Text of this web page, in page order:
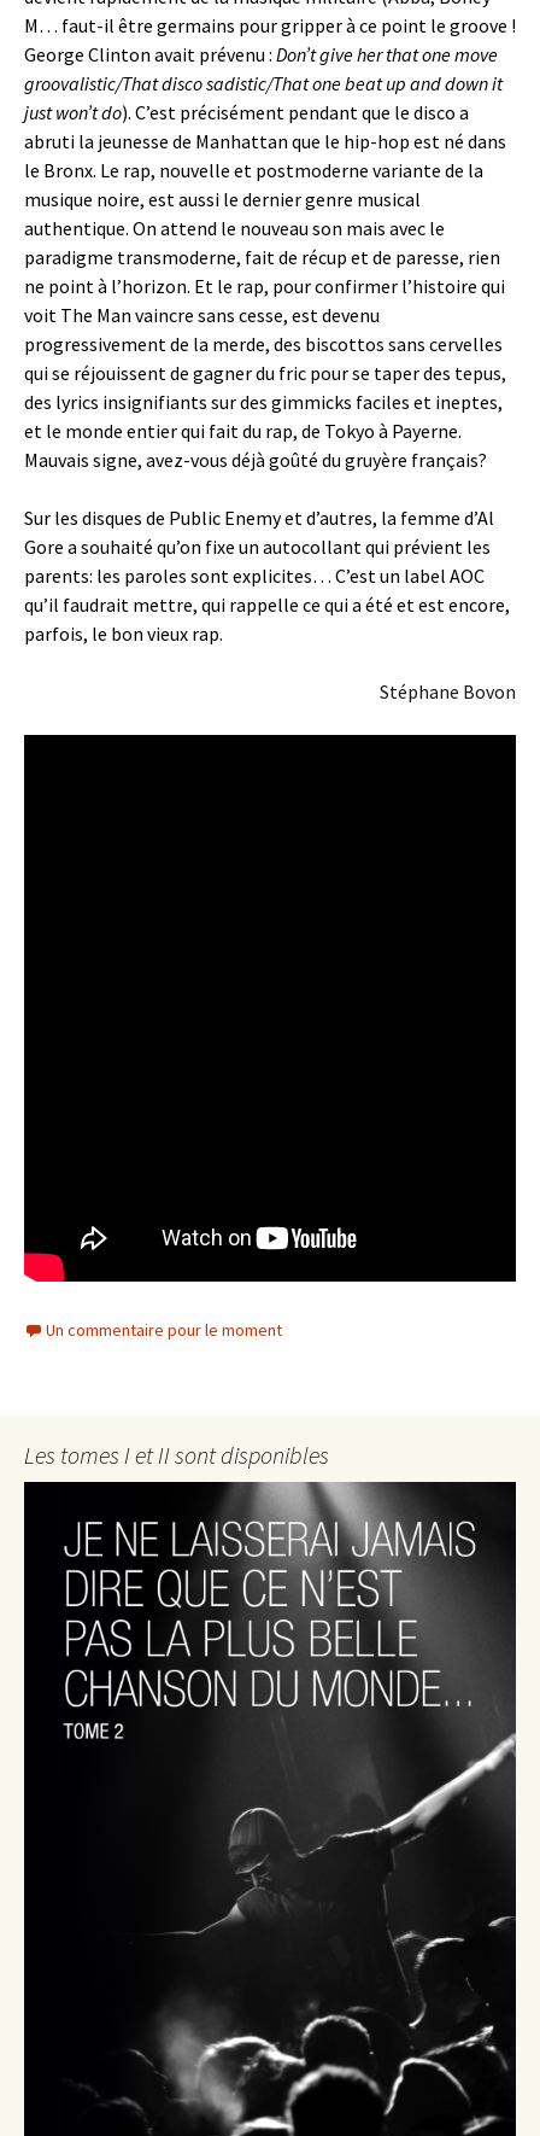
M… faut-il être germains pour gripper à ce point le groove !
George Clinton avait prévenu : Don’t give her that one move
groovalistic/That disco sadistic/That one beat up and down it
just won’t do). C’est précisément pendant que le disco a
abruti la jeunesse de Manhattan que le hip-hop est né dans
le Bronx. Le rap, nouvelle et postmoderne variante de la
musique noire, est aussi le dernier genre musical
authentique. On attend le nouveau son mais avec le
paradigme transmoderne, fait de récup et de paresse, rien
ne point à l’horizon. Et le rap, pour confirmer l’histoire qui
voit The Man vaincre sans cesse, est devenu
progressivement de la merde, des biscottos sans cervelles
qui se réjouissent de gagner du fric pour se taper des tepus,
des lyrics insignifiants sur des gimmicks faciles et ineptes,
et le monde entier qui fait du rap, de Tokyo à Payerne.
Mauvais signe, avez-vous déjà goûté du gruyère français?
Sur les disques de Public Enemy et d’autres, la femme d’Al
Gore a souhaité qu’on fixe un autocollant qui prévient les
parents: les paroles sont explicites… C’est un label AOC
qu’il faudrait mettre, qui rappelle ce qui a été et est encore,
parfois, le bon vieux rap.
Stéphane Bovon
Un commentaire pour le moment
Les tomes I et II sont disponibles